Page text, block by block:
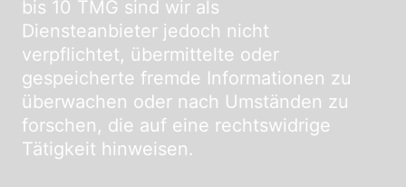
bis 10 TMG sind wir als
Diensteanbieter jedoch nicht
verpflichtet, übermittelte oder
gespeicherte fremde Informationen zu
überwachen oder nach Umständen zu
forschen, die auf eine rechtswidrige
Tätigkeit hinweisen.